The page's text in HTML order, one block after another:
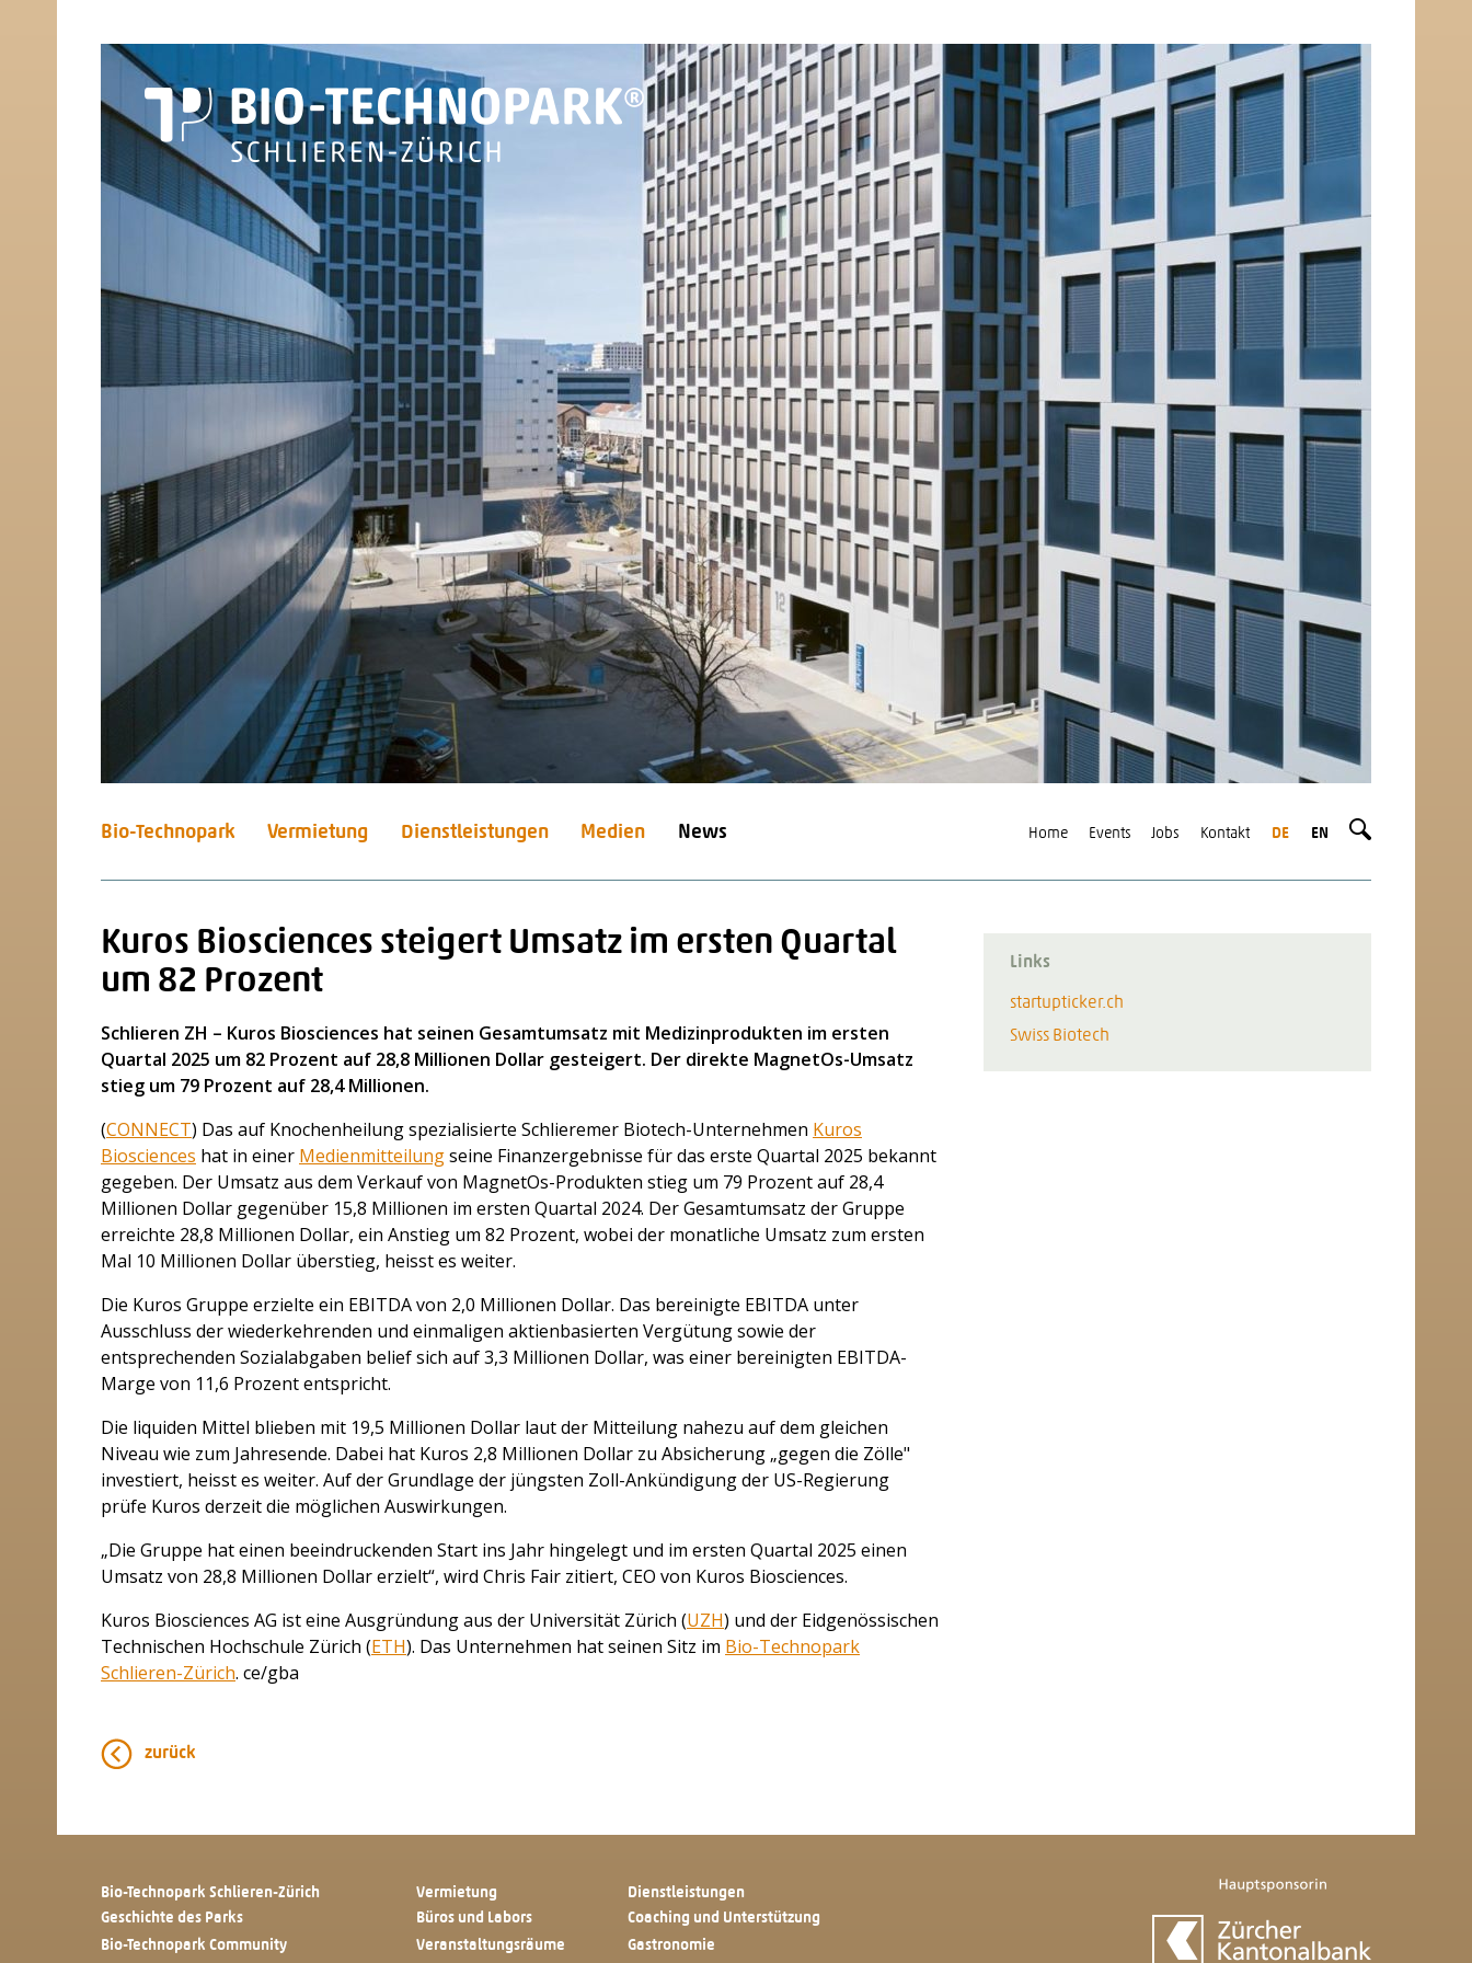
DE EN
Home Events Jobs Kontakt
Bio-Technopark Vermietung Dienstleistungen Medien News
Kuros Biosciences steigert Umsatz im ersten Quartal
um 82 Prozent
Schlieren ZH – Kuros Biosciences hat seinen Gesamtumsatz mit Medizinprodukten im ersten
Quartal 2025 um 82 Prozent auf 28,8 Millionen Dollar gesteigert. Der direkte MagnetOs-Umsatz
stieg um 79 Prozent auf 28,4 Millionen.
(CONNECT) Das auf Knochenheilung spezialisierte Schlieremer Biotech-Unternehmen Kuros
Biosciences hat in einer Medienmitteilungseine Finanzergebnisse für das erste Quartal 2025 bekannt
gegeben. Der Umsatz aus dem Verkauf von MagnetOs-Produkten stieg um 79 Prozent auf 28,4
Millionen Dollar gegenüber 15,8 Millionen im ersten Quartal 2024. Der Gesamtumsatz der Gruppe
erreichte 28,8 Millionen Dollar, ein Anstieg um 82 Prozent, wobei der monatliche Umsatz zum ersten
Mal 10 Millionen Dollar überstieg, heisst es weiter.
Die Kuros Gruppe erzielte ein EBITDA von 2,0 Millionen Dollar. Das bereinigte EBITDA unter
Ausschluss der wiederkehrenden und einmaligen aktienbasierten Vergütung sowie der
entsprechenden Sozialabgaben belief sich auf 3,3 Millionen Dollar, was einer bereinigten EBITDA-
Marge von 11,6 Prozent entspricht.
Die liquiden Mittel blieben mit 19,5 Millionen Dollar laut der Mitteilung nahezu auf dem gleichen
Niveau wie zum Jahresende. Dabei hat Kuros 2,8 Millionen Dollar zu Absicherung „gegen die Zölle"
investiert, heisst es weiter. Auf der Grundlage der jüngsten Zoll-Ankündigung der US-Regierung
prüfe Kuros derzeit die möglichen Auswirkungen.
„Die Gruppe hat einen beeindruckenden Start ins Jahr hingelegt und im ersten Quartal 2025 einen
Umsatz von 28,8 Millionen Dollar erzielt“, wird Chris Fair zitiert, CEO von Kuros Biosciences.
Kuros Biosciences AG ist eine Ausgründung aus der Universität Zürich (UZH) und der Eidgenössischen
Technischen Hochschule Zürich (ETH). Das Unternehmen hat seinen Sitz im Bio-Technopark
Schlieren-Zürich. ce/gba
zurück
Links
startupticker.ch
Swiss Biotech
Bio-Technopark Schlieren-Zürich
Geschichte des Parks
Bio-Technopark Community
Vermietung
Büros und Labors
Veranstaltungsräume
Dienstleistungen
Coaching und Unterstützung
Gastronomie